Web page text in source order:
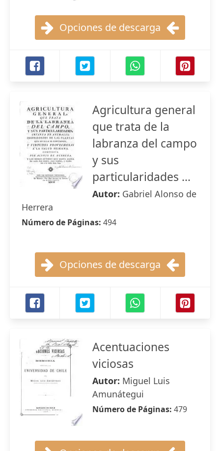
Opciones de descarga
Agricultura general
que trata de la
labranza del campo
y sus
particularidades ...
Autor: Gabriel Alonso de
Herrera
Número de Páginas: 494
Opciones de descarga
Acentuaciones
viciosas
Autor: Miguel Luis
Amunátegui
Número de Páginas: 479